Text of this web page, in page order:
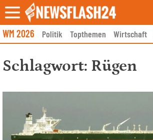
Skip
to
content
WM 2026 Politik Topthemen Wirtschaft
Schlagwort: Rügen